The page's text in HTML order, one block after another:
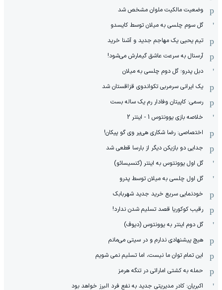
وضعیت مالکیت ملوان مشخص شد
گل سوم چلسی به میلان توسط کایسدو
تیم یحیی یک مهاجم جدید و آشنا خرید
آرسنال به سرعت عاشق گیمارش می‌شود!
دبل پدرو؛ گل دوم چلسی به میلان
یک ایرانی سرمربی تکواندوی قزاقستان شد
رسمی: کاپیتان وفادار رم یک ساله بست
خلاصه بازی یوونتوس 1 - اینتر 2
اختصاصی: رضا شکاری هی‌یر وی‌ گو پیکان!
جدایی دو بازیکن دیگر از بارسا قطعی شد
گل اول یوونتوس به اینتر (کنسیسائو)
گل اول چلسی به میلان توسط پدرو
خودنمایی سریع خرید جدید شهربابک
رقیب کوکوریا قصد تسلیم شدن ندارد!
گل دوم اینتر به یوونتوس (دیوف)
هیچ پیشنهادی ندارم و در سیتی می‌مانم
این تمام توان ما نیست، اما تسلیم نمی شویم
حمله به کشتی اماراتی در تنگه هرمز
اکبریان: کادر مدیریتی جدید به نفع فرد البرز خواهد بود